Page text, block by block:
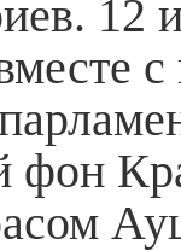
12
фон